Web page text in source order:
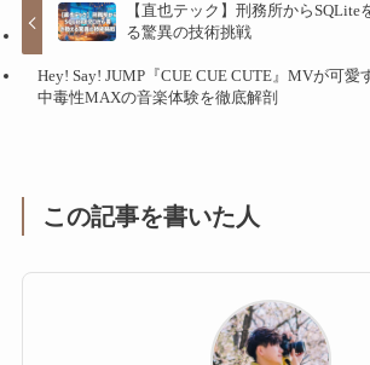
【直也テック】刑務所からSQLite
る驚異の技術挑戦
Hey! Say! JUMP『CUE CUE CUTE』MVが可愛
中毒性MAXの音楽体験を徹底解剖
この記事を書いた人